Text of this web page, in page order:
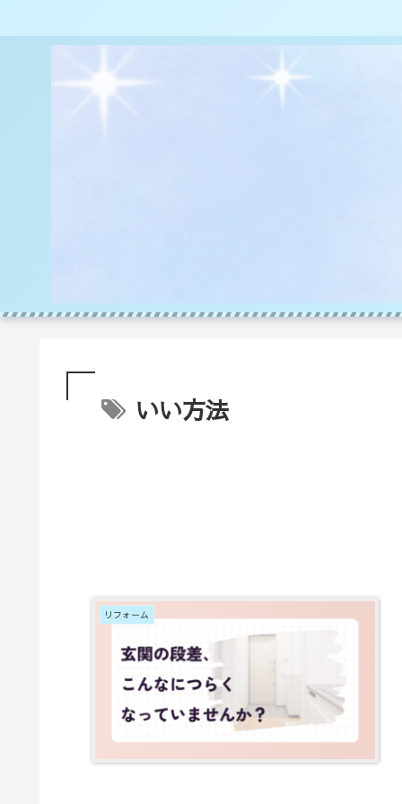
いい方法
リフォーム